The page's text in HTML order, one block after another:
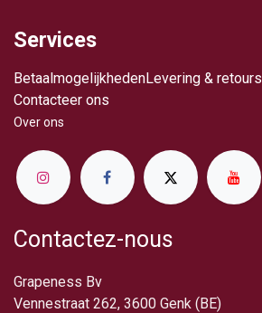
Services
BetaalmogelijkhedenLevering & retours
Contacteer ons
Over ​ons
Contactez-nous
Grapeness Bv
Vennestraat 262, 3600 Genk (BE)